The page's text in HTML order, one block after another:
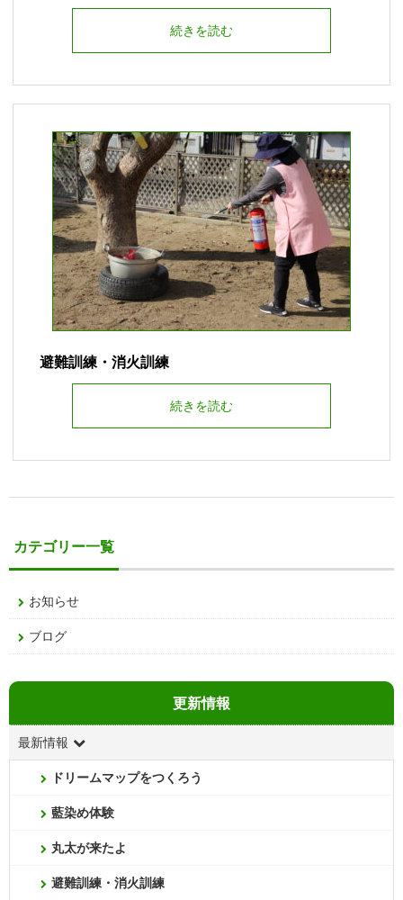
続きを読む
避難訓練・消火訓練
続きを読む
カテゴリー一覧
お知らせ
ブログ
更新情報
最新情報
ドリームマップをつくろう
藍染め体験
丸太が来たよ
避難訓練・消火訓練